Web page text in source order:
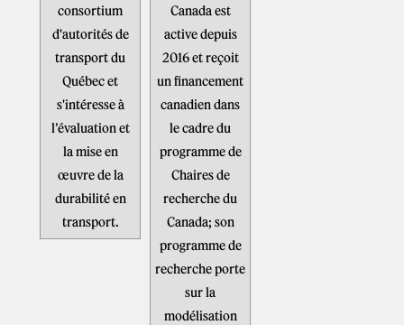
consortium
d'autorités de
transport du
Québec et
s'intéresse à
l’évaluation et
la mise en
œuvre de la
durabilité en
transport.
Canada est
active depuis
2016 et reçoit
un financement
canadien dans
le cadre du
programme de
Chaires de
recherche du
Canada; son
programme de
recherche porte
sur la
modélisation